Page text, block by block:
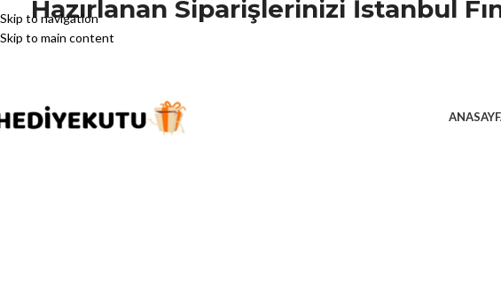
Skip to navigation
Skip to main content
Hazırlanan Siparişlerinizi İstanbul